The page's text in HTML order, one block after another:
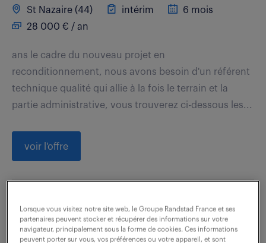
St Nazaire (44) intérim
6 mois
28 000 € / an
ans le cadre du nouveau projet en
reconditionnement, nous avons besoin d'un référent
technique qualité qui allie à la fois le terrain et la
partie administrative, vous trouverez ci-dessous les...
voir l'offre
controleur qualité incoming (f/h)
18 juin 2026
Lorsque vous visitez notre site web, le Groupe Randstad France et ses
partenaires peuvent stocker et récupérer des informations sur votre
navigateur, principalement sous la forme de cookies. Ces informations
peuvent porter sur vous, vos préférences ou votre appareil, et sont